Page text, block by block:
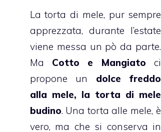
La torta di mele, pur sempre
apprezzata, durante l’estate
viene messa un pò da parte.
Ma Cotto e Mangiato
ci
propone un dolce freddo
alla mele, la torta di mele
budino. Una torta alle mele, è
vero, ma che si conserva in